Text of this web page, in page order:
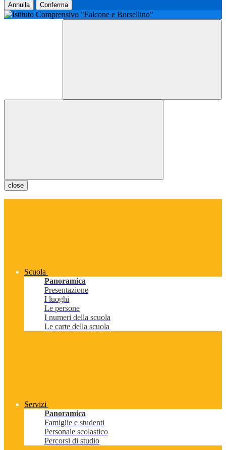
Annulla Conferma
close
Scuola
Panoramica
Presentazione
I luoghi
Le persone
I numeri della scuola
Le carte della scuola
Servizi
Panoramica
Famiglie e studenti
Personale scolastico
Percorsi di studio